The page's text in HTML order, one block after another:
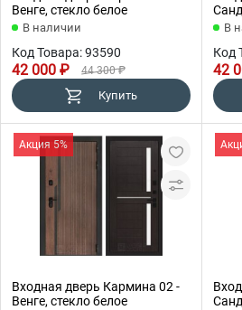
Венге, стекло белое
В наличии
Код Товара: 93590
42 000 ₽ 44 300 ₽
Купить
В
Код
42
Акция 5%
Входная дверь Кармина 02 -
Венге, стекло белое